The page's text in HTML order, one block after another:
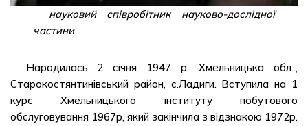
науковий співробітник науково-дослідної
частини
Народилась 2 січня 1947 р. Хмельницька обл..,
Старокостянтинівський район, с.Ладиги. Вступила на 1
курс Хмельницького інституту побутового
обслуговування 1967р, який закінчила з відзнакою 1972р.